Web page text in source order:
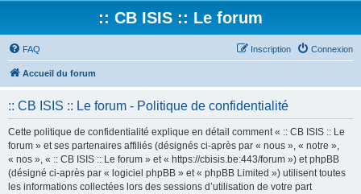
:: CB ISIS :: Le forum
FAQ Connexion
Inscription
Accueil du forum
:: CB ISIS :: Le forum - Politique de confidentialité
Cette politique de confidentialité explique en détail comment « :: CB ISIS :: Le
forum » et ses partenaires affiliés (désignés ci-après par « nous », « notre »,
« nos », « :: CB ISIS :: Le forum » et « https://cbisis.be:443/forum ») et phpBB
(désigné ci-après par « logiciel phpBB » et « phpBB Limited ») utilisent toutes
les informations collectées lors des sessions d’utilisation de votre part